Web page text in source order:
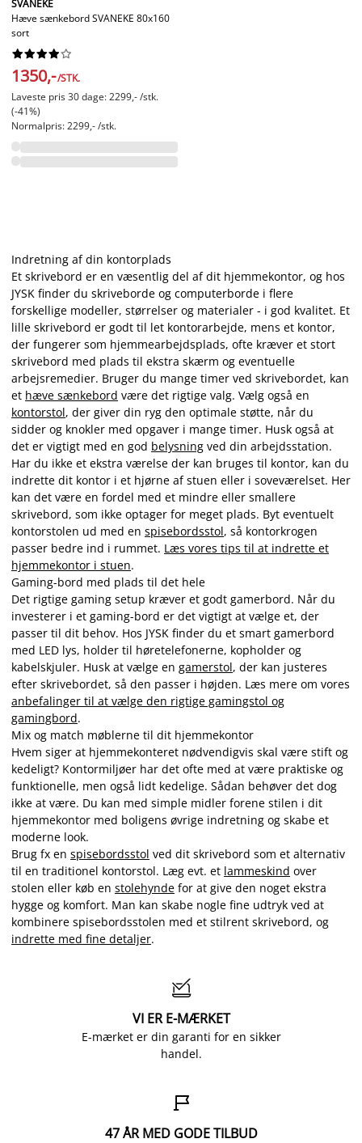
SVANEKE
Hæve sænkebord SVANEKE 80x160
sort






1350,-/STK.
Laveste pris 30 dage: 2299,- /stk.
(-41%)
Normalpris: 2299,- /stk.
Indretning af din kontorplads
Et skrivebord er en væsentlig del af dit hjemmekontor, og hos
JYSK finder du skriveborde og computerborde i flere
forskellige modeller, størrelser og materialer - i god kvalitet. Et
lille skrivebord er godt til let kontorarbejde, mens et kontor,
der fungerer som hjemmearbejdsplads, ofte kræver et stort
skrivebord med plads til ekstra skærm og eventuelle
arbejsremedier. Bruger du mange timer ved skrivebordet, kan
et hæve sænkebord være det rigtige valg. Vælg også en
kontorstol, der giver din ryg den optimale støtte, når du
sidder og knokler med opgaver i mange timer. Husk også at
det er vigtigt med en god belysning ved din arbejdsstation.
Har du ikke et ekstra værelse der kan bruges til kontor, kan du
indrette dit kontor i et hjørne af stuen eller i soveværelset. Her
kan det være en fordel med et mindre eller smallere
skrivebord, som ikke optager for meget plads. Byt eventuelt
kontorstolen ud med en spisebordsstol, så kontorkrogen
passer bedre ind i rummet. Læs vores tips til at indrette et
hjemmekontor i stuen.
Gaming-bord med plads til det hele
Det rigtige gaming setup kræver et godt gamerbord. Når du
investerer i et gaming-bord er det vigtigt at vælge et, der
passer til dit behov. Hos JYSK finder du et smart gamerbord
med LED lys, holder til høretelefonerne, kopholder og
kabelskjuler. Husk at vælge en gamerstol, der kan justeres
efter skrivebordet, så den passer i højden. Læs mere om vores
anbefalinger til at vælge den rigtige gamingstol og
gamingbord.
Mix og match møblerne til dit hjemmekontor
Hvem siger at hjemmekonteret nødvendigvis skal være stift og
kedeligt? Kontormiljøer har det ofte med at være praktiske og
funktionelle, men også lidt kedelige. Sådan behøver det dog
ikke at være. Du kan med simple midler forene stilen i dit
hjemmekontor med boligens øvrige indretning og skabe et
moderne look.
Brug fx en spisebordsstol ved dit skrivebord som et alternativ
til en traditionel kontorstol. Læg evt. et lammeskind over
stolen eller køb en stolehynde for at give den noget ekstra
hygge og komfort. Man kan skabe nogle fine udtryk ved at
kombinere spisebordsstolen med et stilrent skrivebord, og
indrette med fine detaljer.

VI ER E-MÆRKET
E-mærket er din garanti for en sikker
handel.

47 ÅR MED GODE TILBUD